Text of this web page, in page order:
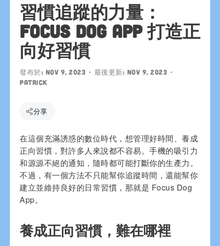
習慣追蹤的力量：
Focus Dog App 打造正
向好習慣
發布於: Nov 9, 2023 • 最後更新: Nov 9, 2023 •
patrick
分享
在這個充滿誘惑的數位時代，想管理好時間、養成
正向習慣，對許多人來說都不容易。手機的吸引力
和源源不絕的通知，隨時都可能打斷你的生產力。
不過，有一個方法不只能幫你追蹤時間，還能幫你
建立並維持良好的日常習慣，那就是 Focus Dog
App。
養成正向習慣，難在哪裡